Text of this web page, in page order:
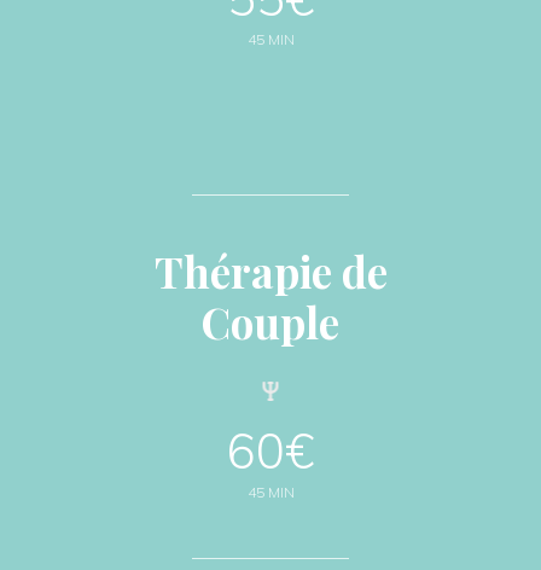
45 MIN
Thérapie de
Couple
60€
45 MIN